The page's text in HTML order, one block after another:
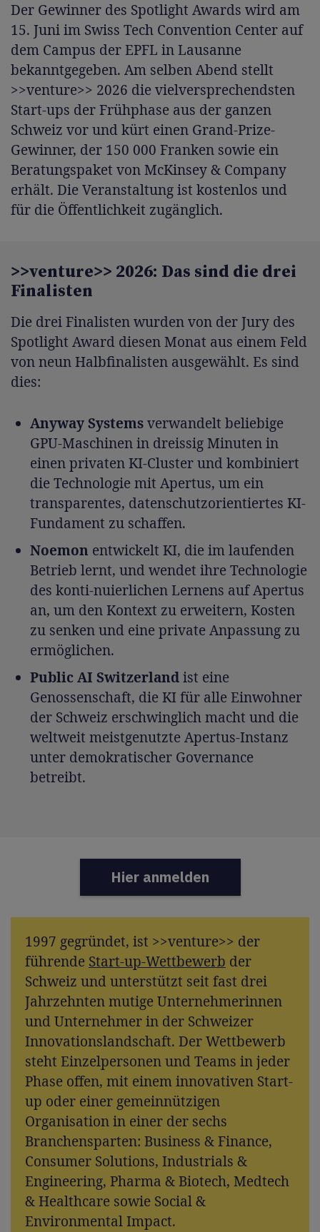
Der Gewinner des Spotlight Awards wird am
15. Juni im Swiss Tech Convention Center auf
dem Campus der EPFL in Lausanne
bekanntgegeben. Am selben Abend stellt
>>venture>> 2026 die vielversprechendsten
Start-ups der Frühphase aus der ganzen
Schweiz vor und kürt einen Grand-Prize-
Gewinner, der 150 000 Franken sowie ein
Beratungspaket von McKinsey & Company
erhält. Die Veranstaltung ist kostenlos und
für die Öffentlichkeit zugänglich.
>>venture>> 2026: Das sind die drei
Finalisten
Die drei Finalisten wurden von der Jury des
Spotlight Award diesen Monat aus einem Feld
von neun Halbfinalisten ausgewählt. Es sind
dies:
Anyway Systemsverwandelt beliebige
GPU-Maschinen in dreissig Minuten in
einen privaten KI-Cluster und kombiniert
die Technologie mit Apertus, um ein
transparentes, datenschutzorientiertes KI-
Fundament zu schaffen.
Noemon entwickelt KI, die im laufenden
Betrieb lernt, und wendet ihre Technologie
des konti-nuierlichen Lernens auf Apertus
an, um den Kontext zu erweitern, Kosten
zu senken und eine private Anpassung zu
ermöglichen.
Public AI Switzerlandist eine
Genossenschaft, die KI für alle Einwohner
der Schweiz erschwinglich macht und die
weltweit meistgenutzte Apertus-Instanz
unter demokratischer Governance
betreibt.
Hier anmelden
1997 gegründet, ist >>venture>> der
führende Start-up-Wettbewerb der
Schweiz und unterstützt seit fast drei
Jahrzehnten mutige Unternehmerinnen
und Unternehmer in der Schweizer
Innovationslandschaft. Der Wettbewerb
steht Einzelpersonen und Teams in jeder
Phase offen, mit einem innovativen Start-
up oder einer gemeinnützigen
Organisation in einer der sechs
Branchensparten: Business & Finance,
Consumer Solutions, Industrials &
Engineering, Pharma & Biotech, Medtech
& Healthcare sowie Social &
Environmental Impact.